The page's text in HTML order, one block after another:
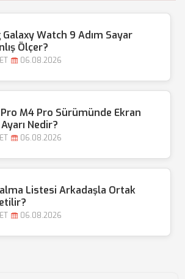
Watch 9 Adım Sayar
Ölçer?
06.08.2026
M4 Pro Sürümünde Ekran
Nedir?
06.08.2026
Listesi Arkadaşla Ortak
06.08.2026